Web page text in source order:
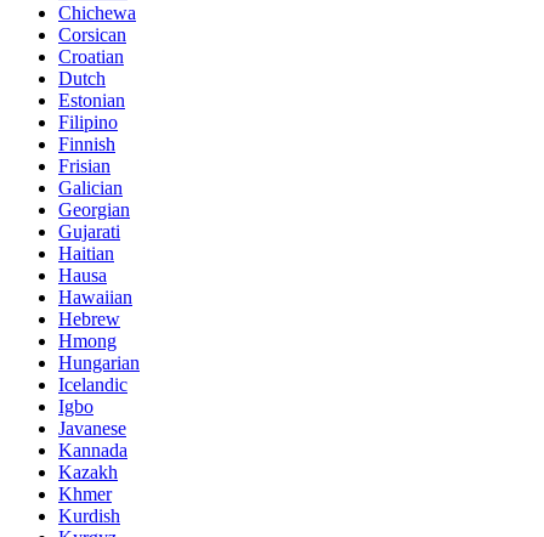
Chichewa
Corsican
Croatian
Dutch
Estonian
Filipino
Finnish
Frisian
Galician
Georgian
Gujarati
Haitian
Hausa
Hawaiian
Hebrew
Hmong
Hungarian
Icelandic
Igbo
Javanese
Kannada
Kazakh
Khmer
Kurdish